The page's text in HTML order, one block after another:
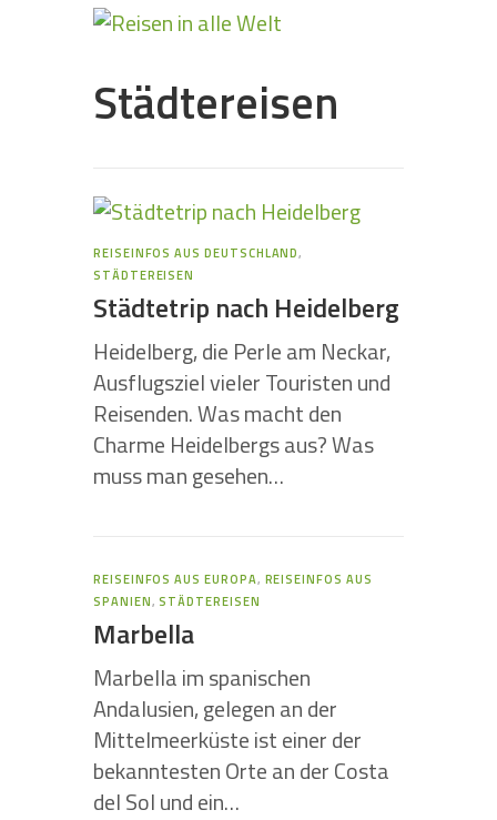
Städtereisen
REISEINFOS AUS DEUTSCHLAND,
STÄDTEREISEN
Städtetrip nach Heidelberg
Heidelberg, die Perle am Neckar,
Ausflugsziel vieler Touristen und
Reisenden. Was macht den
Charme Heidelbergs aus? Was
muss man gesehen…
REISEINFOS AUS EUROPA, REISEINFOS AUS
SPANIEN,STÄDTEREISEN
Marbella
Marbella im spanischen
Andalusien, gelegen an der
Mittelmeerküste ist einer der
bekanntesten Orte an der Costa
del Sol und ein…